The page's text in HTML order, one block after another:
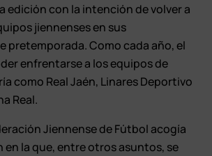
edición con la intención de volver a
jiennenses en sus
pretemporada. Como cada año, el
enfrentarse a los equipos de
como Real Jaén, Linares Deportivo
Real.
Jiennense de Fútbol acogía
en la que, entre otros asuntos, se